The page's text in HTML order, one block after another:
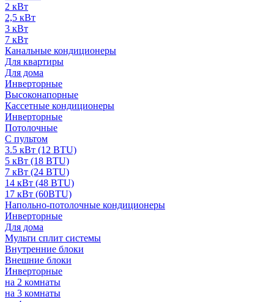
2 кВт
2,5 кВт
3 кВт
7 кВт
Канальные кондиционеры
Для квартиры
Для дома
Инверторные
Высоконапорные
Кассетные кондиционеры
Инверторные
Потолочные
С пультом
3.5 кВт (12 BTU)
5 кВт (18 BTU)
7 кВт (24 BTU)
14 кВт (48 BTU)
17 кВт (60BTU)
Напольно-потолочные кондиционеры
Инверторные
Для дома
Мульти сплит системы
Внутренние блоки
Внешние блоки
Инверторные
на 2 комнаты
на 3 комнаты